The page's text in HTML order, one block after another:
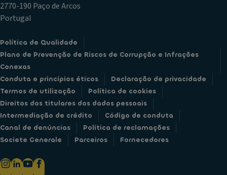
2770-190 Paço de Arcos
Portugal
Política de Qualidade
Plano de Prevenção de Riscos de Corrupção e Infrações
Conexas
Conduta e princípios éticos
Declaração de privacidade
Termos de utilização
Política de cookies
Direitos dos titulares dos dados pessoais
Intermediação de crédito
Código de conduta
Canal de denúncias
Política de reclamações
Societe Generale
Parceiros Fornecedores